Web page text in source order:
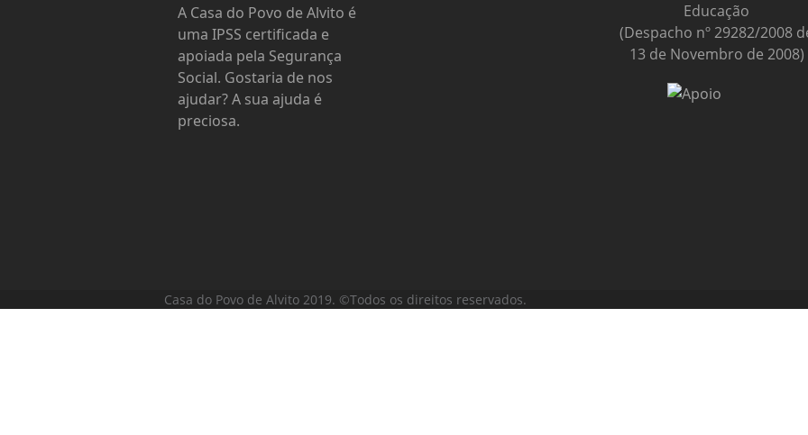
A Casa do Povo de Alvito é
uma IPSS certificada e
apoiada pela Segurança
Social. Gostaria de nos
ajudar? A sua ajuda é
preciosa.
Educação
(Despacho nº 29282/2008
13 de Novembro de 2008)
Casa do Povo de Alvito 2019. ©Todos os direitos reservados.